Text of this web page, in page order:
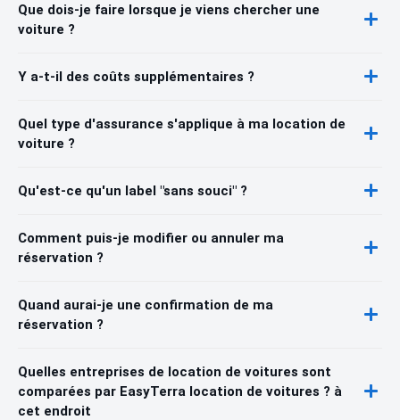
Que dois-je faire lorsque je viens chercher une
voiture ?
Y a-t-il des coûts supplémentaires ?
Quel type d'assurance s'applique à ma location de
voiture ?
Qu'est-ce qu'un label "sans souci" ?
Comment puis-je modifier ou annuler ma
réservation ?
Quand aurai-je une confirmation de ma
réservation ?
Quelles entreprises de location de voitures sont
comparées par EasyTerra location de voitures ? à
cet endroit